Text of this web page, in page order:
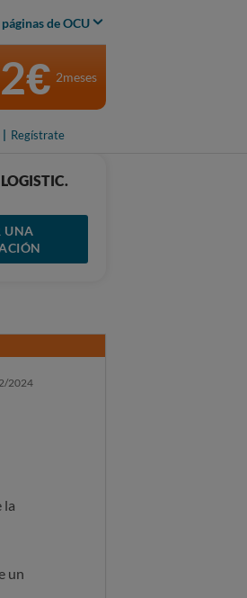
de OCU
Regístrate
2€ 2meses
UNA
2024
la
un